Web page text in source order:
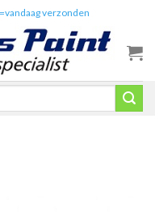
verzonden